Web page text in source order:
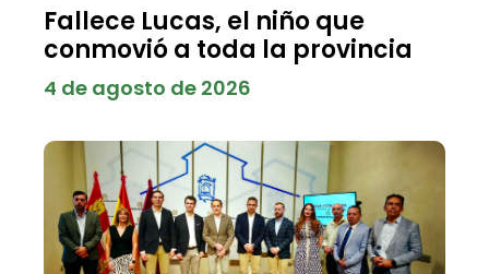
Fallece Lucas, el niño que
conmovió a toda la provincia
4 de agosto de 2026